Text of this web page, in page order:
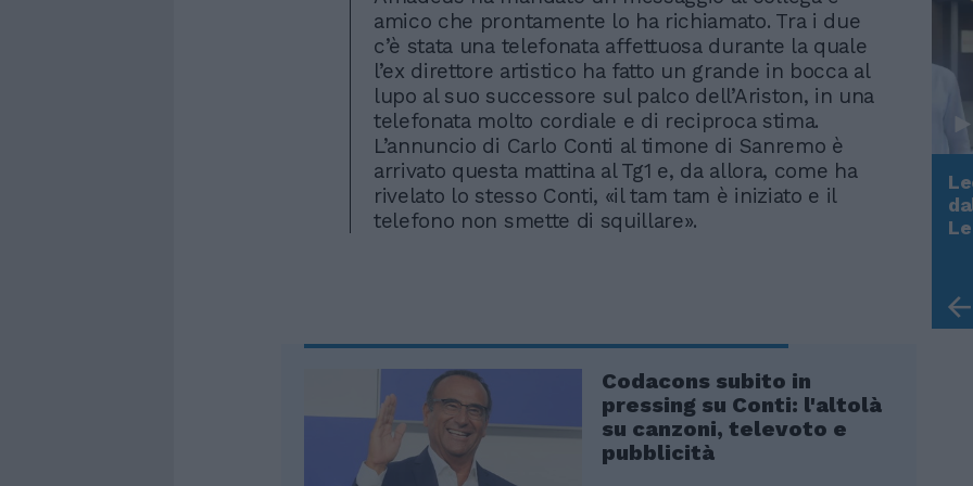
amico che prontamente lo ha richiamato. Tra i due
c’è stata una telefonata affettuosa durante la quale
l’ex direttore artistico ha fatto un grande in bocca al
lupo al suo successore sul palco dell’Ariston, in una
telefonata molto cordiale e di reciproca stima.
L’annuncio di Carlo Conti al timone di Sanremo è
arrivato questa mattina al Tg1 e, da allora, come ha
rivelato lo stesso Conti, «il tam tam è iniziato e il
telefono non smette di squillare».
Codacons subito in
pressing su Conti: l'altolà
su canzoni, televoto e
pubblicità
Rudy Giuliani a Come States?